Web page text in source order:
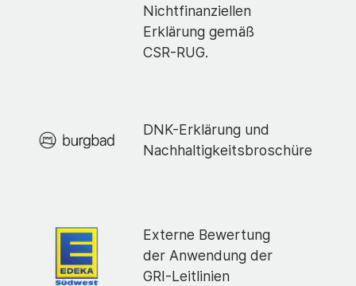
Nichtfinanziellen
Erklärung gemäß
CSR-RUG.
DNK-Erklärung und
Nachhaltigkeitsbroschüre
Externe Bewertung
der Anwendung der
GRI-Leitlinien